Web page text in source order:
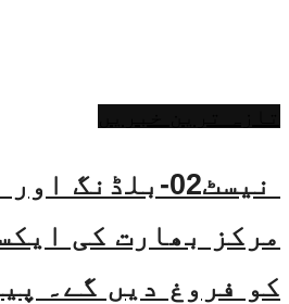
نیسٹ02-بلڈنگ
مرکز بھارت کی
کو فروغ دیں گے۔